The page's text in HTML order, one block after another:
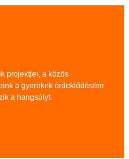
projektjei, a közös
a gyerekek érdeklődésére
a hangsúlyt.